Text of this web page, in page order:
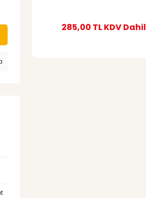
285,00 TLKDV Dahil